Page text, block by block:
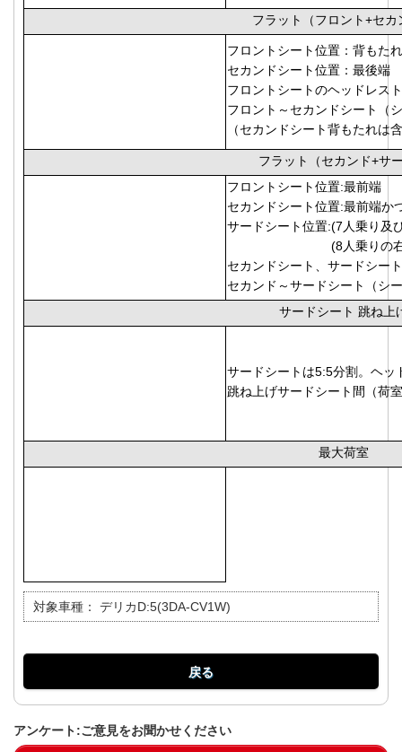
フラット（フロント+セカ
フロントシート位置：背もた
セカンドシート位置：最後端
フロントシートのヘッドレス
フロント～セカンドシート（
（セカンドシート背もたれは
フラット（セカンド+サ
フロントシート位置:最前端
セカンドシート位置:最前端か
サードシート位置:(7人乗り及
(8人乗りの右席
セカンドシート、サードシー
セカンド～サードシート（シ
サードシート 跳ね上
サードシートは5:5分割。ヘッ
跳ね上げサードシート間（荷
最大荷室
対象車種： デリカD:5(3DA-CV1W)
戻る
アンケート:ご意見をお聞かせください